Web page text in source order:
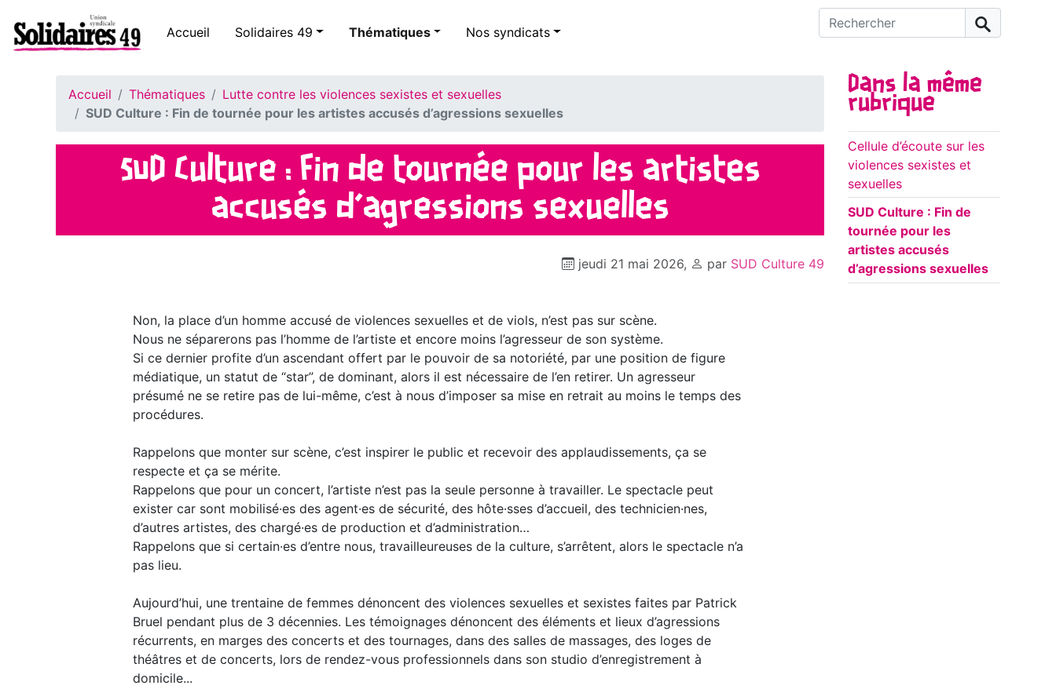
Accueil Solidaires 49 Thématiques Nos syndicats
Rechercher :
Accueil Thématiques
Lutte contre les violences sexistes et sexuelles
SUD Culture : Fin de tournée pour les artistes accusés d’agressions sexuelles
SUD Culture : Fin de tournée pour les artistes
accusés d’agressions sexuelles
jeudi 21 mai 2026, par SUD Culture 49
Non, la place d’un homme accusé de violences sexuelles et de viols, n’est pas sur scène.
Nous ne séparerons pas l’homme de l’artiste et encore moins l’agresseur de son système.
Si ce dernier profite d’un ascendant offert par le pouvoir de sa notoriété, par une position de figure
médiatique, un statut de “star”, de dominant, alors il est nécessaire de l’en retirer. Un agresseur
présumé ne se retire pas de lui-même, c’est à nous d’imposer sa mise en retrait au moins le temps des
procédures.
Rappelons que monter sur scène, c’est inspirer le public et recevoir des applaudissements, ça se
respecte et ça se mérite.
Rappelons que pour un concert, l’artiste n’est pas la seule personne à travailler. Le spectacle peut
exister car sont mobilisé·es des agent·es de sécurité, des hôte·sses d’accueil, des technicien·nes,
d’autres artistes, des chargé·es de production et d’administration…
Rappelons que si certain·es d’entre nous, travailleureuses de la culture, s’arrêtent, alors le spectacle n’a
pas lieu.
Aujourd’hui, une trentaine de femmes dénoncent des violences sexuelles et sexistes faites par Patrick
Bruel pendant plus de 3 décennies. Les témoignages dénoncent des éléments et lieux d’agressions
récurrents, en marges des concerts et des tournages, dans des salles de massages, des loges de
théâtres et de concerts, lors de rendez-vous professionnels dans son studio d’enregistrement à
domicile...
Dans la même
rubrique
Cellule d’écoute sur les
violences sexistes et
sexuelles
SUD Culture : Fin de
tournée pour les
artistes accusés
d’agressions sexuelles